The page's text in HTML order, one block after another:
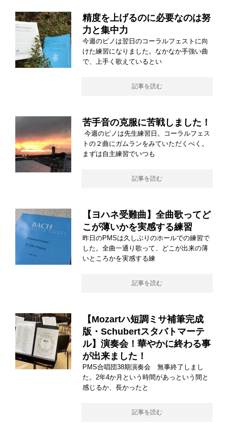
精度を上げるのに必要なのは努
力と集中力
今週のピノは翌日のコーラルフェストに向
けた練習になりました。なかなか手強い曲
で、上手く歌えているとい
記事を読む
苦手音の克服に苦戦しました！
今週のピノは先生練習日。コーラルフェス
トの２曲にガムランをみていただくべく。
まずは自主練習でいつも
記事を読む
【ヨハネ受難曲】全曲歌ってど
こが薄いかを実感する練習
昨日のPMSは久しぶりのホールでの練習で
した。全曲一通り歌って、どこが出来の薄
いところかを実感する練
記事を読む
【Mozartハ短調ミサ補筆完成
版・Schubertスタバトマーテ
ル】演奏会！華やかに終わる事
が出来ました！
PMS合唱団38期演奏会 無事終了しまし
た。2年4か月という時間があっという間と
感じるか、長かったと
記事を読む